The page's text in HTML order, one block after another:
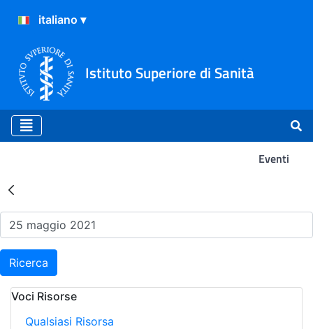
Istituto Superiore di Sanità
Eventi
Risultati della Ricerca -
Ricerca
Voci Risorse
Qualsiasi Risorsa